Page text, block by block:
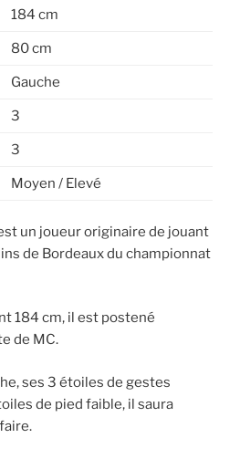
184 cm
80 cm
Gauche
3
3
Moyen / Elevé
un joueur originaire de jouant
de Bordeaux du championnat
184 cm, il est postené
de MC.
ses 3 étoiles de gestes
de pied faible, il saura